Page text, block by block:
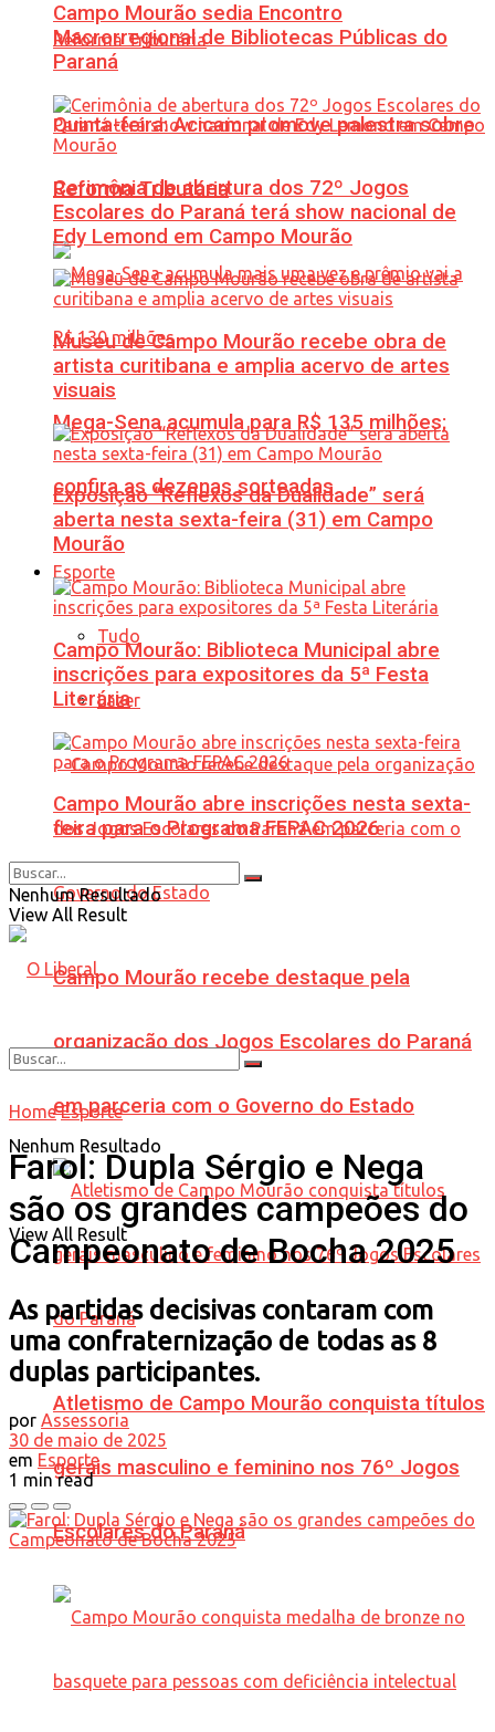
Quinta-feira: Acicam promove palestra sobre
Reforma Tributária
Mega-Sena acumula para R$ 135 milhões;
confira as dezenas sorteadas
Esporte
Tudo
Lazer
Campo Mourão recebe destaque pela
organização dos Jogos Escolares do Paraná
em parceria com o Governo do Estado
Atletismo de Campo Mourão conquista títulos
gerais masculino e feminino nos 76º Jogos
Escolares do Paraná
Campo Mourão sedia Encontro
Macrorregional de Bibliotecas Públicas do
Paraná
Cerimônia de abertura dos 72º Jogos
Escolares do Paraná terá show nacional de
Edy Lemond em Campo Mourão
Museu de Campo Mourão recebe obra de
artista curitibana e amplia acervo de artes
visuais
Exposição “Reflexos da Dualidade” será
aberta nesta sexta-feira (31) em Campo
Mourão
Campo Mourão: Biblioteca Municipal abre
inscrições para expositores da 5ª Festa
Literária
Campo Mourão abre inscrições nesta sexta-
feira para o Programa FEPAC 2026
Nenhum Resultado
View All Result
Nenhum Resultado
View All Result
Home Esporte
Farol: Dupla Sérgio e Nega
são os grandes campeões do
Campeonato de Bocha 2025
As partidas decisivas contaram com
uma confraternização de todas as 8
duplas participantes.
por Assessoria
30 de maio de 2025
em Esporte
1 min read